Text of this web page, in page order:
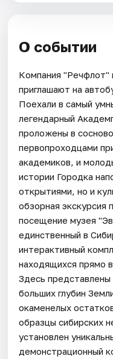
О событии
Компания "Речфлот"
приглашают на
Поехали в самый
легендарный
проложены в
первопроходцами
академиков, и
истории Городка
открытиями, но и
обзорная экскурсия
посещение музея
единственный в
интерактивный
находящихся прямо
Здесь
больших глубин
окаменелых
образцы сибирских
установлен
демонстрационный